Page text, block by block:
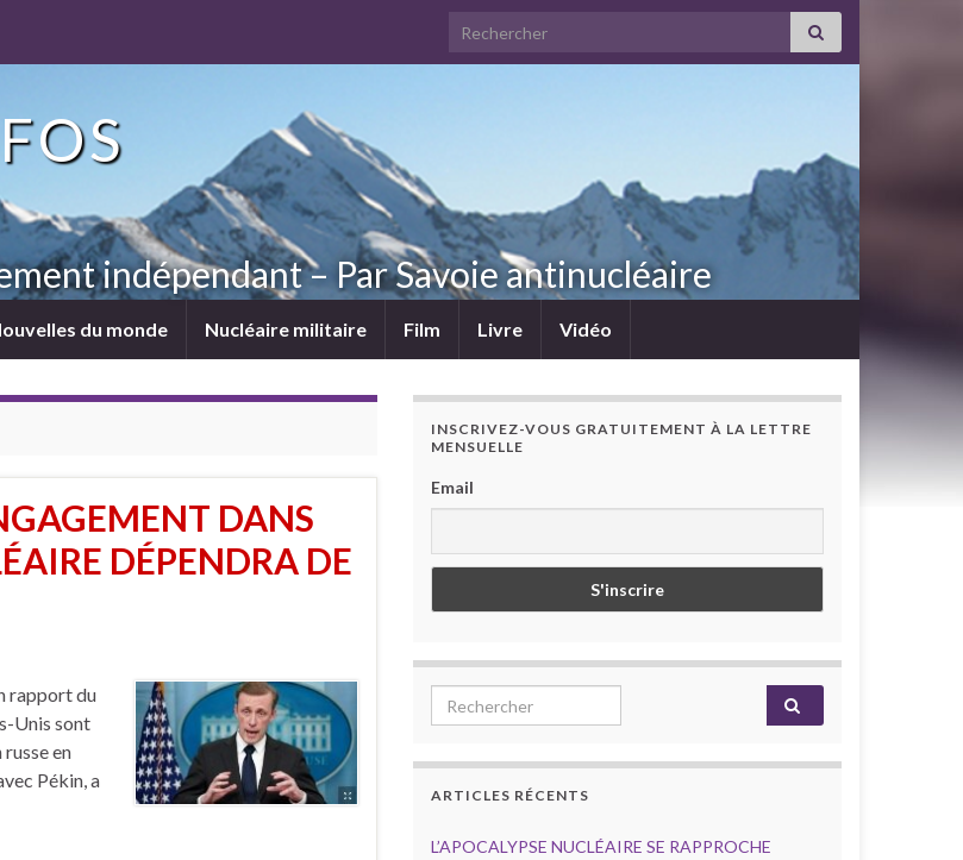
Search for:
indépendant – Par Savoie antinucléaire
du monde Nucléaire militaire Film Livre Vidéo
DANS
DÉPENDRA DE
rapport du
Unis sont
en
Pékin, a
INSCRIVEZ-VOUS GRATUITEMENT À LA LETTRE
MENSUELLE
Email
Search for:
ARTICLES RÉCENTS
L’APOCALYPSE NUCLÉAIRE SE RAPPROCHE